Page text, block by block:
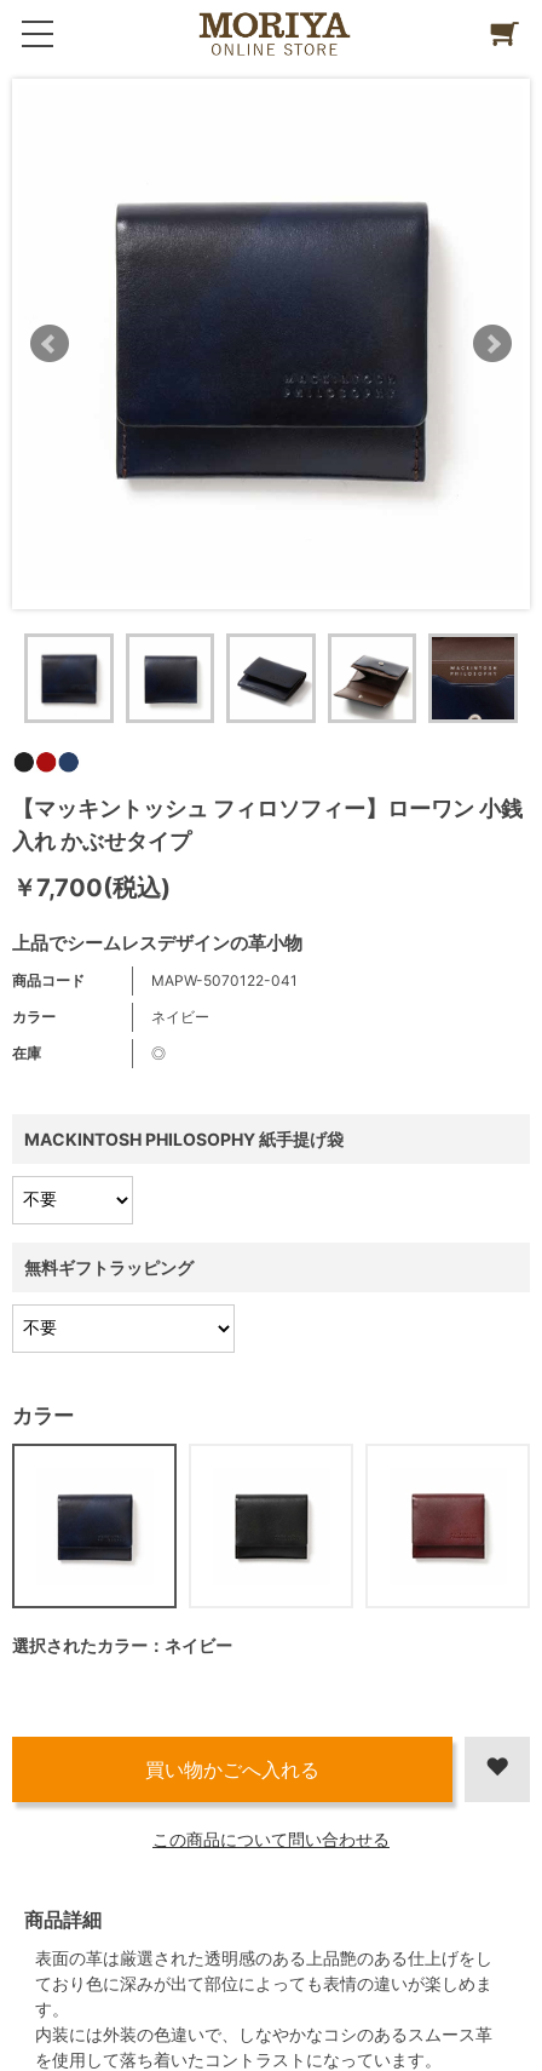
【マッキントッシュ フィロソフィー】ローワン 小銭
入れ かぶせタイプ
上品でシームレスデザインの革小物
￥7,700(税込)
商品コード
MAPW-5070122-041
カラー
ネイビー
在庫
◎
MACKINTOSH PHILOSOPHY 紙手提げ袋
無料ギフトラッピング
カラー
選択されたカラー：ネイビー
この商品について問い合わせる
商品詳細
表面の革は厳選された透明感のある上品艶のある仕上げをし
ており色に深みが出て部位によっても表情の違いが楽しめま
す。
内装には外装の色違いで、しなやかなコシのあるスムース革
を使用して落ち着いたコントラストになっています。